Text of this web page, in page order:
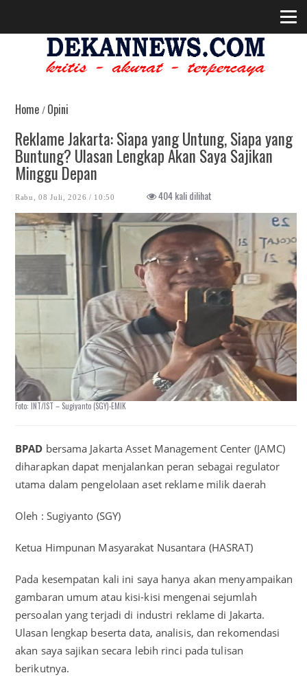
Home/Opini
Reklame Jakarta: Siapa yang Untung, Siapa yang
Buntung? Ulasan Lengkap Akan Saya Sajikan
Minggu Depan
Rabu, 08 Juli, 2026 / 10:50 404 kali dilihat
Foto: INT/IST – Sugiyanto (SGY)-EMIK
BPAD bersama Jakarta Asset Management Center (JAMC)
diharapkan dapat menjalankan peran sebagai regulator
utama dalam pengelolaan aset reklame milik daerah
Oleh : Sugiyanto (SGY)
Ketua Himpunan Masyarakat Nusantara (HASRAT)
Pada kesempatan kali ini saya hanya akan menyampaikan
gambaran umum atau kisi-kisi mengenai sejumlah
persoalan yang terjadi di industri reklame di Jakarta.
Ulasan lengkap beserta data, analisis, dan rekomendasi
akan saya sajikan secara lebih rinci pada tulisan
berikutnya.